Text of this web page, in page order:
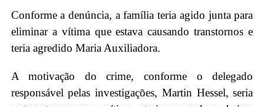
Conforme a denúncia, a família teria agido junta para
eliminar a vítima que estava causando transtornos e
teria agredido Maria Auxiliadora.
A motivação do crime, conforme o delegado
responsável pelas investigações, Martin Hessel, seria